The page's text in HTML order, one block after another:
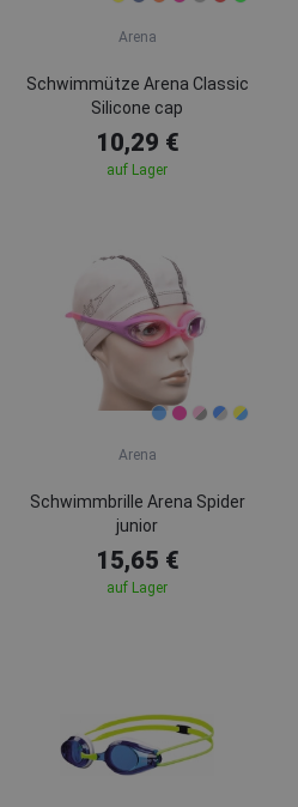
Arena
Schwimmütze Arena Classic
Silicone cap
10,29 €
auf Lager
Arena
Schwimmbrille Arena Spider
junior
15,65 €
auf Lager